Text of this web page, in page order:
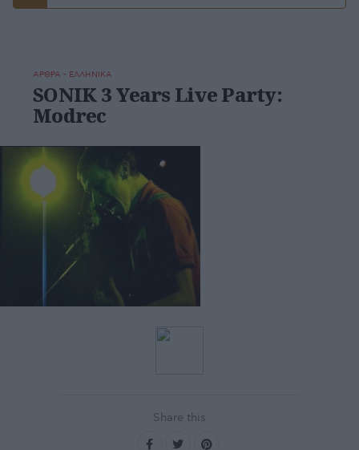
ΑΡΘΡΑ - ΕΛΛΗΝΙΚΑ
SONIK 3 Years Live Party:
Modrec
Share this